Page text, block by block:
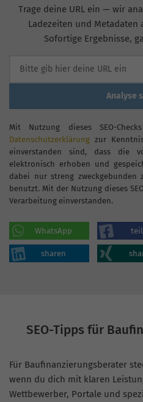
Trage deine URL ein — wir
Ladezeiten und Metadaten
Sofortige Ergebnisse,
Analyse
Mit Nutzung dieses SEO-
Datenschutzerklärung zur
einverstanden sind, dass die
elektronisch erhoben und
dabei nur streng zweckgebunden
benutzt. Mit der Nutzung dieses
Verarbeitung einverstanden.
WhatsApp
sharen
SEO-Tipps für
Für Baufinanzierungsberater
wenn du dich mit klaren
Wettbewerber, Portale und